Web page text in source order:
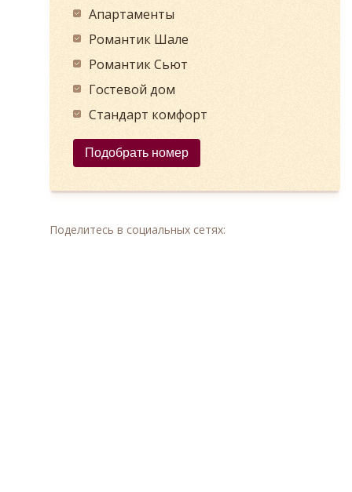
Апартаменты
Романтик Шале
Романтик Сьют
Гостевой дом
Стандарт комфорт
Подобрать номер
Поделитесь в социальных сетях: